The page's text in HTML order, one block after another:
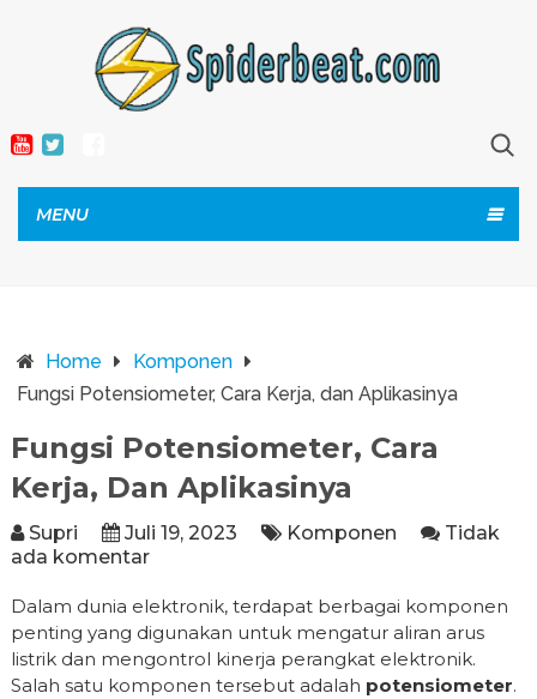
MENU
Home
Komponen
Fungsi Potensiometer, Cara Kerja, dan Aplikasinya
Fungsi Potensiometer, Cara
Kerja, Dan Aplikasinya
Supri Juli 19, 2023 Komponen
Tidak
ada komentar
Dalam dunia elektronik, terdapat berbagai komponen
penting yang digunakan untuk mengatur aliran arus
listrik dan mengontrol kinerja perangkat elektronik.
Salah satu komponen tersebut adalah potensiometer.